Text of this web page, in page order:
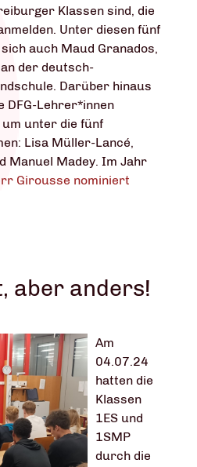
Klassen sind, die
Unter diesen fünf
auch Maud Granados,
der deutsch-
Darüber hinaus
DFG-Lehrer*innen
unter die fünf
Lisa Müller-Lancé,
Manuel Madey. Im Jahr
Girousse nominiert
aber anders!
Am
04.07.24
hatten die
Klassen
1ES und
1SMP
durch die